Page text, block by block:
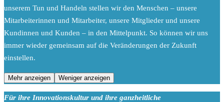
unserem Tun und Handeln stellen wir den Menschen – unsere
Mitarbeiterinnen und Mitarbeiter, unsere Mitglieder und unsere
Kundinnen und Kunden – in den Mittelpunkt. So können wir uns
immer wieder gemeinsam auf die Veränderungen der Zukunft
einstellen.
Mehr anzeigen Weniger anzeigen
Für ihre Innovationskultur und ihre ganzheitliche